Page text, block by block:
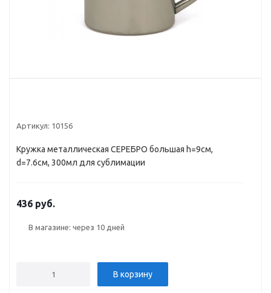
Артикул: 10156
Кружка металлическая СЕРЕБРО большая h=9см,
d=7.6см, 300мл для сублимации
436 руб.
В магазине: через 10 дней
В корзину